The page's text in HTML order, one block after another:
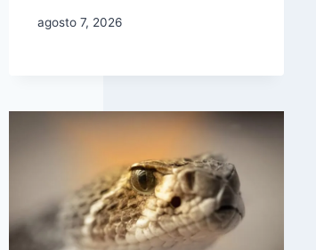
agosto 7, 2026